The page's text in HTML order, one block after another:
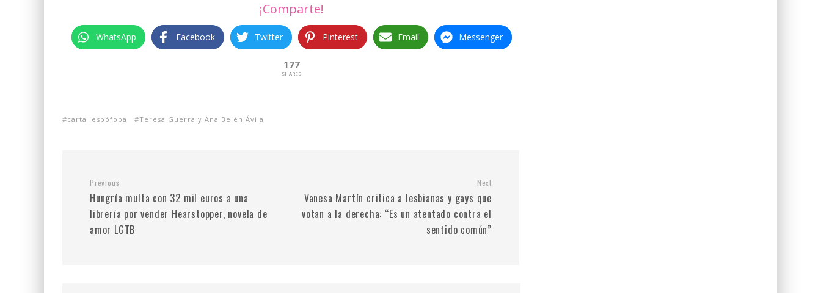
¡Comparte!
WhatsApp Facebook Twitter Pinterest Email Messenger
177
SHARES
carta lesbófoba Teresa Guerra y Ana Belén Ávila
Previous
Hungría multa con 32 mil euros a una
librería por vender Hearstopper, novela de
amor LGTB
Next
Vanesa Martín critica a lesbianas y gays que
votan a la derecha: “Es un atentado contra el
sentido común”